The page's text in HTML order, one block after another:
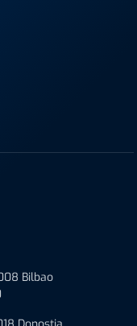
Bilbao